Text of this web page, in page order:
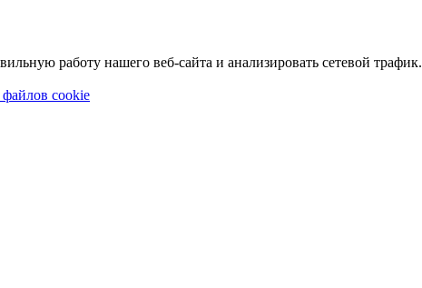
работу нашего веб-сайта и анализировать сетевой трафик.
cookie